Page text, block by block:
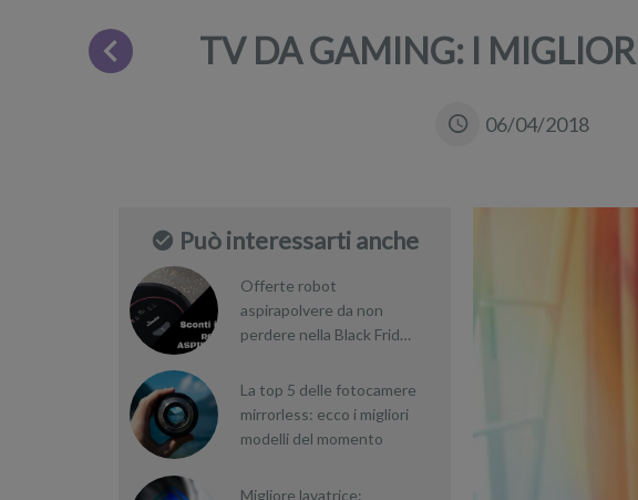
TV DA GAMING: I
06/04/2018
Può interessarti anche
Offerte robot
aspirapolvere da non
perdere nella Black Friday
La top 5 delle fotocamere
mirrorless: ecco i migliori
modelli del momento
Migliore lavatrice: